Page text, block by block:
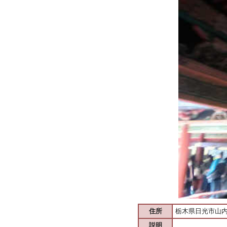
住所
栃木県日光市山
説明